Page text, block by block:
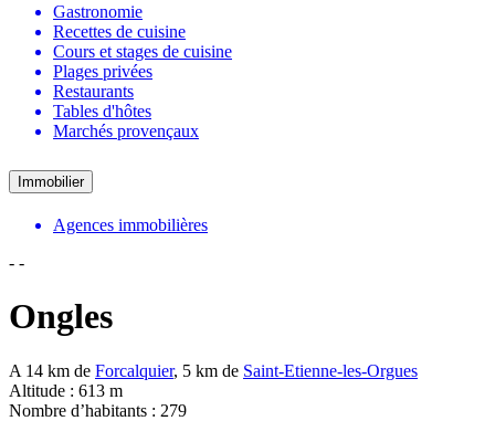
Gastronomie
Recettes de cuisine
Cours et stages de cuisine
Plages privées
Restaurants
Tables d'hôtes
Marchés provençaux
Immobilier
Agences immobilières
- -
Ongles
A 14 km de Forcalquier, 5 km de Saint-Etienne-les-Orgues
Altitude : 613 m
Nombre d’habitants : 279